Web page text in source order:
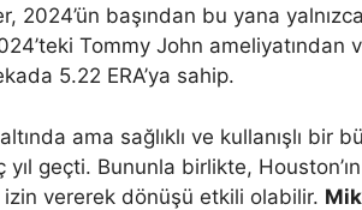
2024’ün başından bu yana
Tommy John ameliyatından
5.22 ERA’ya sahip.
ama sağlıklı ve kullanışlı bir
yıl geçti. Bununla birlikte,
vererek dönüşü etkili olabilir.